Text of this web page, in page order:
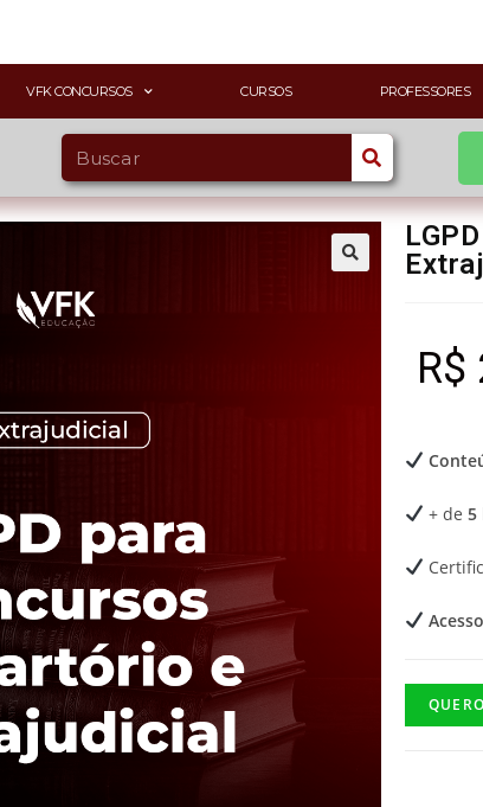
VFK CONCURSOS CURSOS PROFESSORES
R$
+ de 5